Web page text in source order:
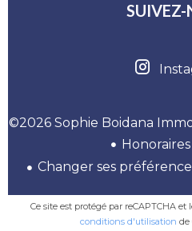
SUIVEZ-
©2026 Sophie Boidana
Changer ses
Ce site est protégé par reCAPTCHA et
conditions d'utilisation de